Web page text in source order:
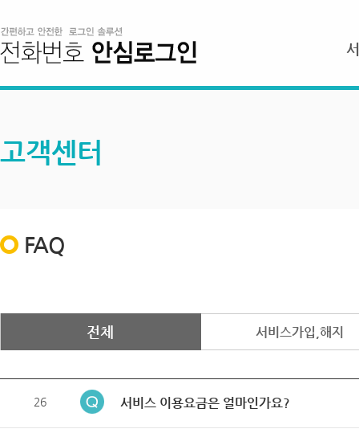
고객센터
FAQ
전체 서비스가입,해지
26 서비스 이용요금은 얼마인가요?